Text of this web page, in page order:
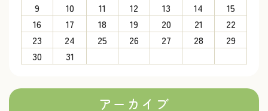
9
10 11 12 13 14
15
16
17 18 19 20 21
22
23
24 25 26 27 28
29
30
31
アーカイブ